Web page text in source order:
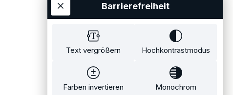
Text vergrößern Hochkontrastmodus
Farben invertieren Monochrom
Barrierefreiheit